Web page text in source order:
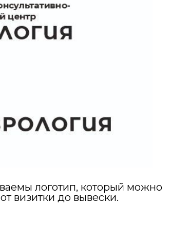
логотип, который можно
визитки до вывески.